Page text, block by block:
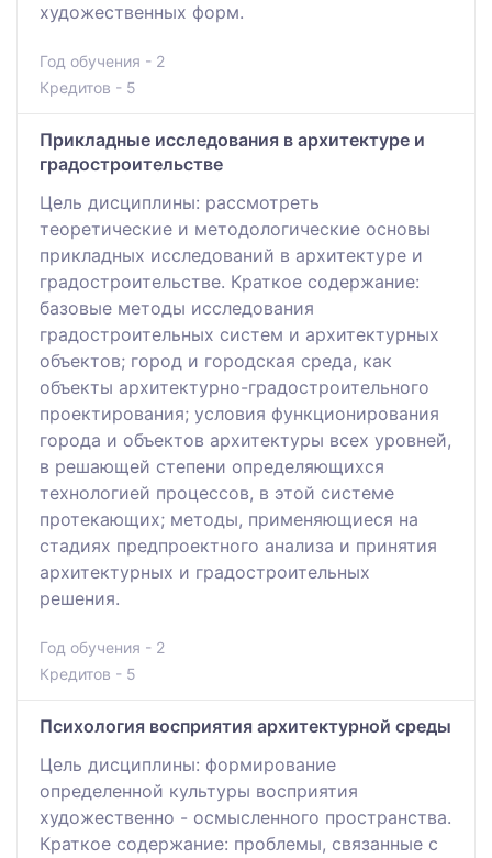
художественных форм.
Год обучения - 2
Кредитов - 5
Прикладные исследования в архитектуре и
градостроительстве
Цель дисциплины: рассмотреть
теоретические и методологические основы
прикладных исследований в архитектуре и
градостроительстве. Краткое содержание:
базовые методы исследования
градостроительных систем и архитектурных
объектов; город и городская среда, как
объекты архитектурно-градостроительного
проектирования; условия функционирования
города и объектов архитектуры всех уровней,
в решающей степени определяющихся
технологией процессов, в этой системе
протекающих; методы, применяющиеся на
стадиях предпроектного анализа и принятия
архитектурных и градостроительных
решения.
Год обучения - 2
Кредитов - 5
Психология восприятия архитектурной среды
Цель дисциплины: формирование
определенной культуры восприятия
художественно - осмысленного пространства.
Краткое содержание: проблемы, связанные с